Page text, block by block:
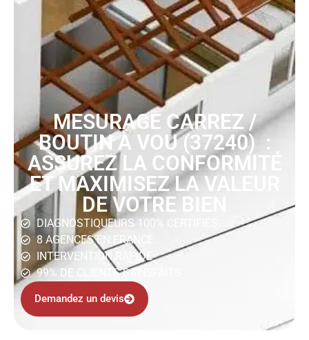
MESURAGE CARREZ /
BOUTIN À VOU (37240) :
ASSUREZ LA CONFORMITÉ
ET MAXIMISEZ LA VALEUR
DE VOTRE BIEN
DIAGNOSTIQUEURS 100% CERTIFIÉS
8 AGENCES EN FRANCE
INTERVENTION RAPIDE
99% DE CLIENTS SATISFAITS
Demandez un devis